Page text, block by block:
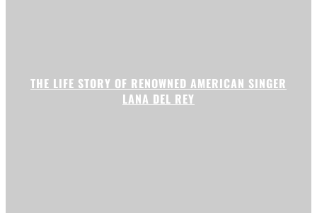
THE LIFE STORY OF RENOWNED AMERICAN SINGER
LANA DEL REY